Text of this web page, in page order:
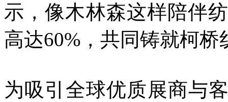
示，像木林森这样陪伴
高达60%，共同铸就柯
为吸引全球优质展商与